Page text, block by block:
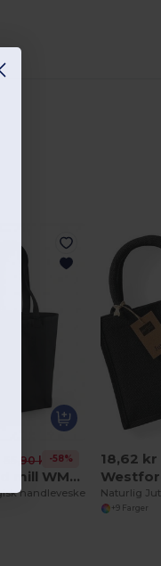
65,90 kr-58%
Westford mill WM180
handleveske
18,62 kr
+9 Farger